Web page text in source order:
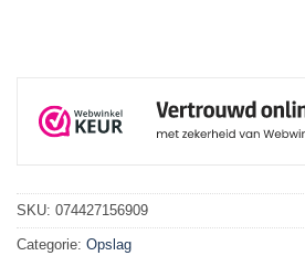
SKU: 074427156909
Categorie: Opslag